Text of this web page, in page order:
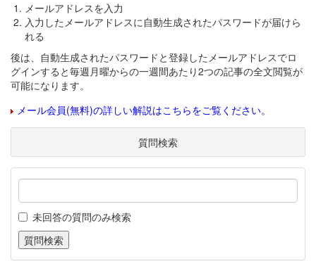
メールアドレスを入力
入力したメールアドレスに自動生成されたパスワードが届けら
れる
後は、自動生成されたパスワードと登録したメールアドレスでロ
グインすると毎週月曜からの一週間あたり2つの記事の全文閲覧が
可能になります。
メール会員(無料)の詳しい解説はこちらをご覧ください。
質問検索
未回答の質問のみ検索